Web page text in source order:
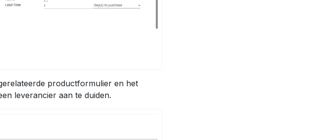
productformulier en het
leverancier aan te duiden.